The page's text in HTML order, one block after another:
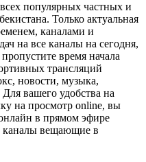
популярных частных и
Только актуальная
каналами и
на все каналы на сегодня,
время начала
трансляций
новости, музыка,
вашего удобства на
на просмотр online, вы
онлайн в прямом эфире
каналы вещающие в